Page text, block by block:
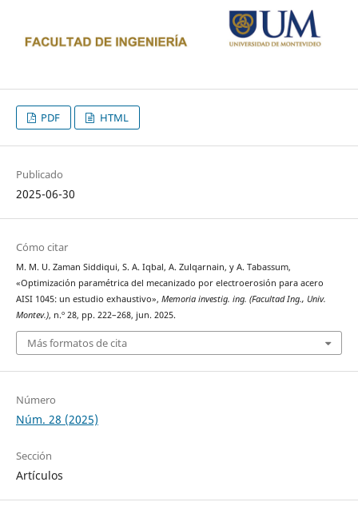
PDF HTML
Publicado
2025-06-30
Cómo citar
M. M. U. Zaman Siddiqui, S. A. Iqbal, A. Zulqarnain, y A. Tabassum,
«Optimización paramétrica del mecanizado por electroerosión para acero
AISI 1045: un estudio exhaustivo», Memoria investig. ing. (Facultad Ing., Univ.
Montev.), n.º 28, pp. 222–268, jun. 2025.
Más formatos de cita
Número
Núm. 28 (2025)
Sección
Artículos